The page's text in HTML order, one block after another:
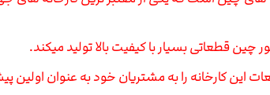
چین قطعاتی بسیار با کیفیت بالا تولید میکند.
کارخانه را به مشتریان خود به عنوان اولین